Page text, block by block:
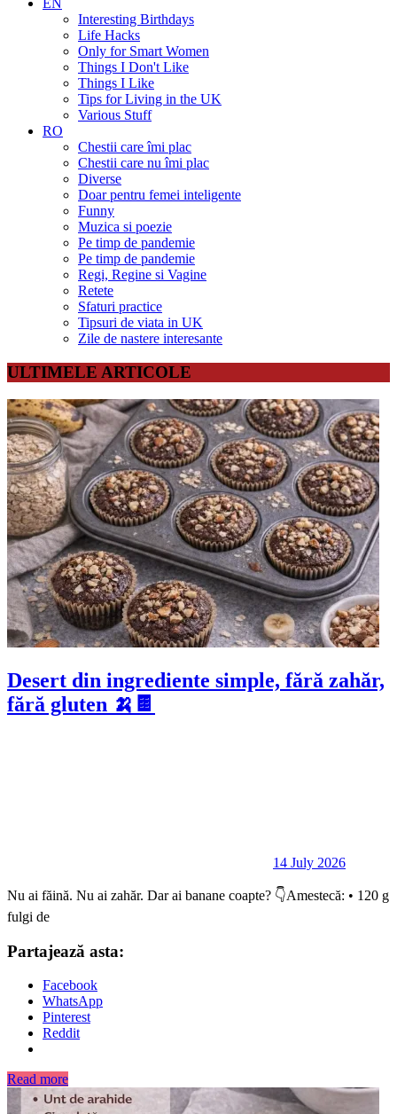
Interesting Birthdays
Life Hacks
Only for Smart Women
Things I Don't Like
Things I Like
Tips for Living in the UK
Various Stuff
RO
Chestii care îmi plac
Chestii care nu îmi plac
Diverse
Doar pentru femei inteligente
Funny
Muzica si poezie
Pe timp de pandemie
Pe timp de pandemie
Regi, Regine si Vagine
Retete
Sfaturi practice
Tipsuri de viata in UK
Zile de nastere interesante
ULTIMELE ARTICOLE
Desert din ingrediente simple, fără zahăr,
fără gluten 🍌🍫
14 July 2026
Nu ai făină. Nu ai zahăr. Dar ai banane coapte? 👇Amestecă: • 120 g
fulgi de
Partajează asta:
Facebook
WhatsApp
Pinterest
Reddit
Read more